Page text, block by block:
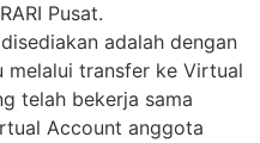
Pusat.
adalah dengan
melalui transfer ke Virtual
telah bekerja sama
Account anggota